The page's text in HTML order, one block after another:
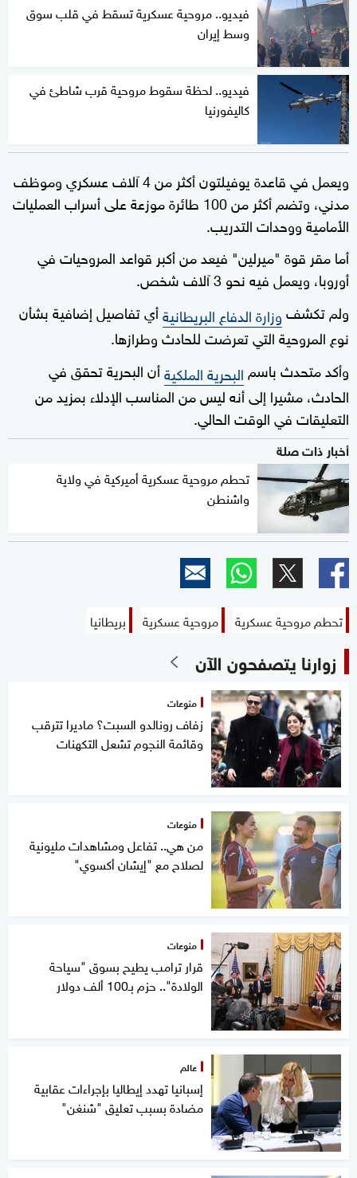
فيديو.. مروحية عسكرية تسقط في قلب سوق
وسط إيران
فيديو.. لحظة سقوط مروحية قرب شاطئ في
كاليفورنيا
ويعمل في قاعدة يوفيلتون أكثر من 4 آلاف عسكري وموظف
مدني، وتضم أكثر من 100 طائرة موزعة على أسراب العمليات
الأمامية ووحدات التدريب.
أما مقر قوة "ميرلين" فيعد من أكبر قواعد المروحيات في
أوروبا، ويعمل فيه نحو 3 آلاف شخص.
ولم تكشفوزارة الدفاع البريطانيةأي تفاصيل إضافية بشأن
نوع المروحية التي تعرضت للحادث وطرازها.
وأكد متحدث باسم البحرية الملكيةأن البحرية تحقق في
الحادث، مشيرا إلى أنه ليس من المناسب الإدلاء بمزيد من
التعليقات في الوقت الحالي.
أخبار ذات صلة
تحطم مروحية عسكرية أميركية في ولاية
واشنطن
تحطم مروحية عسكرية مروحية عسكرية بريطانيا
زوارنا يتصفحون الآن
منوعات
زفاف رونالدو السبت؟ ماديرا تترقب
وقائمة النجوم تشعل التكهنات
منوعات
من هي.. تفاعل ومشاهدات مليونية
لصلاح مع "إيشان أكسوي"
منوعات
قرار ترامب يطيح بسوق "سياحة
الولادة".. حزم بـ100 ألف دولار
عالم
إسبانيا تهدد إيطاليا بإجراءات عقابية
مضادة بسبب تعليق "شنغن"